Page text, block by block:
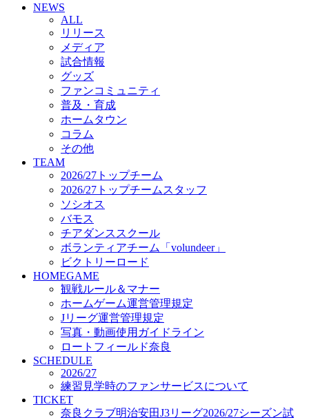
ボランティアチーム「volundeer」
ビクトリーロード
HOMEGAME
観戦ルール＆マナー
ホームゲーム運営管理規定
Jリーグ運営管理規定
写真・動画使用ガイドライン
ロートフィールド奈良
SCHEDULE
2026/27
練習見学時のファンサービスについて
TICKET
奈良クラブ明治安田J3リーグ2026/27シーズン試
合観戦チケット
奈良クラブ明治安田Ｊ3リーグ 2026/27シーズン
「鹿パス」
観戦ルール＆マナー
FANCOMMUNITY
2026/27ファンコミュニティ
サポートショップ
GOODS
オフィシャルストア（実店舗）
オンラインストア
ACADEMY
アカデミーについて
プロジェクト
コーチ&スタッフ
ジュニア
ジュニアユース
ユース
NEWS
ALL
リリース
メディア
試合情報
グッズ
ファンコミュニティ
普及・育成
ホームタウン
コラム
その他
TEAM
2026/27トップチーム
2026/27トップチームスタッフ
ソシオス
バモス
チアダンススクール
ボランティアチーム「volundeer」
ビクトリーロード
HOMEGAME
観戦ルール＆マナー
ホームゲーム運営管理規定
Jリーグ運営管理規定
写真・動画使用ガイドライン
ロートフィールド奈良
SCHEDULE
2026/27
練習見学時のファンサービスについて
TICKET
奈良クラブ明治安田J3リーグ2026/27シーズン試